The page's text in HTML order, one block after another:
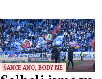
ŠANCE ANO, BODY NE